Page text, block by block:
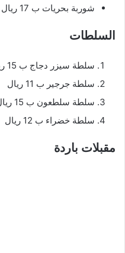
شوربة بحريات ب 17 ريال
السلطات
سلطة سيزر دجاج ب 15 ريال
سلطة جرجير ب 11 ريال
سلطة سلطعون ب 15 ريال
سلطة خضراء ب 12 ريال
مقبلات باردة